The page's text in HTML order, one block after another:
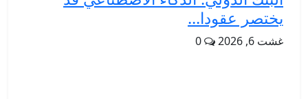
يختصر عقودا...
غشت 6, 2026 0